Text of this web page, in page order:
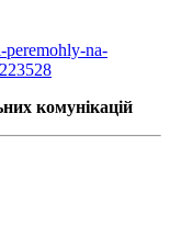
peremohly-na-
комунікацій